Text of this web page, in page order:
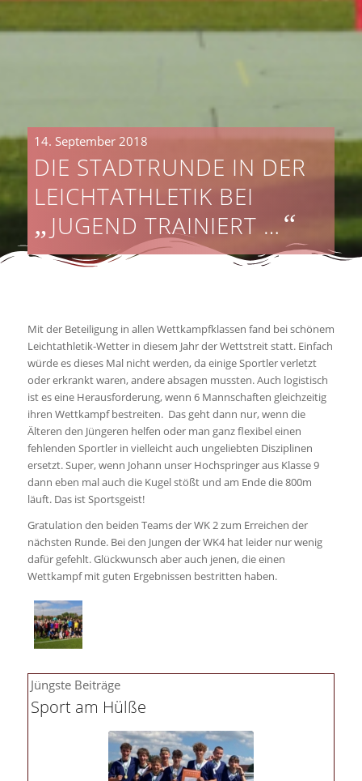
14. September 2018
DIE STADTRUNDE IN DER
LEICHTATHLETIK BEI
„ JUGEND TRAINIERT … “
Mit der Beteiligung in allen Wettkampfklassen fand bei schönem
Leichtathletik-Wetter in diesem Jahr der Wettstreit statt. Einfach
würde es dieses Mal nicht werden, da einige Sportler verletzt
oder erkrankt waren, andere absagen mussten. Auch logistisch
ist es eine Herausforderung, wenn 6 Mannschaften gleichzeitig
ihren Wettkampf bestreiten. Das geht dann nur, wenn die
Älteren den Jüngeren helfen oder man ganz flexibel einen
fehlenden Sportler in vielleicht auch ungeliebten Disziplinen
ersetzt. Super, wenn Johann unser Hochspringer aus Klasse 9
dann eben mal auch die Kugel stößt und am Ende die 800m
läuft. Das ist Sportsgeist!
Gratulation den beiden Teams der WK 2 zum Erreichen der
nächsten Runde. Bei den Jungen der WK4 hat leider nur wenig
dafür gefehlt. Glückwunsch aber auch jenen, die einen
Wettkampf mit guten Ergebnissen bestritten haben.
Jüngste Beiträge
Sport am Hülße